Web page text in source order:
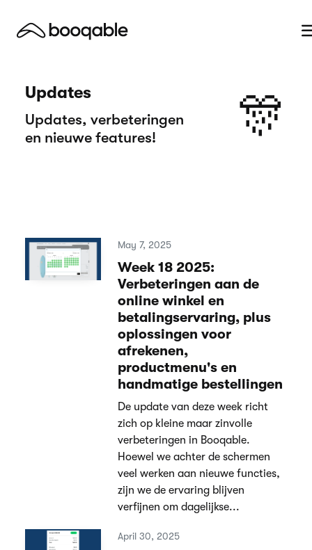
Updates
Updates, verbeteringen
en nieuwe features!
🎊
May 7, 2025
Week 18 2025:
Verbeteringen aan de
online winkel en
betalingservaring, plus
oplossingen voor
afrekenen,
productmenu's en
handmatige bestellingen
De update van deze week richt
zich op kleine maar zinvolle
verbeteringen in Booqable.
Hoewel we achter de schermen
veel werken aan nieuwe functies,
zijn we de ervaring blijven
verfijnen om dagelijkse...
April 30, 2025